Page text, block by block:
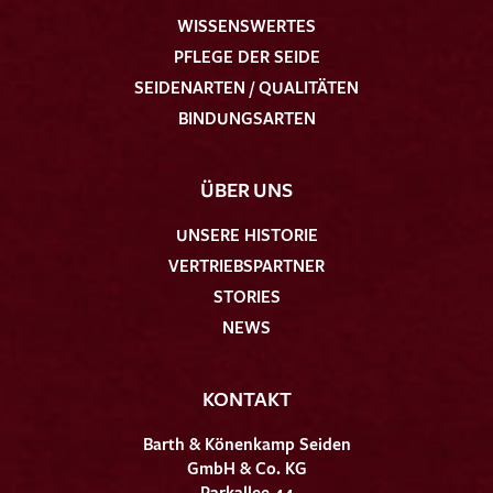
WISSENSWERTES
PFLEGE DER SEIDE
SEIDENARTEN / QUALITÄTEN
BINDUNGSARTEN
ÜBER UNS
UNSERE HISTORIE
VERTRIEBSPARTNER
STORIES
NEWS
KONTAKT
Barth & Könenkamp Seiden
GmbH & Co. KG